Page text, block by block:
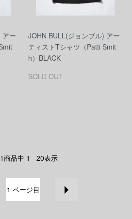
アー
JOHN BULL(ジョンブル) アー
ティストTシャツ（Patti Smit
h）BLACK
SOLD OUT
商品中 1 - 20表示
1 ページ目